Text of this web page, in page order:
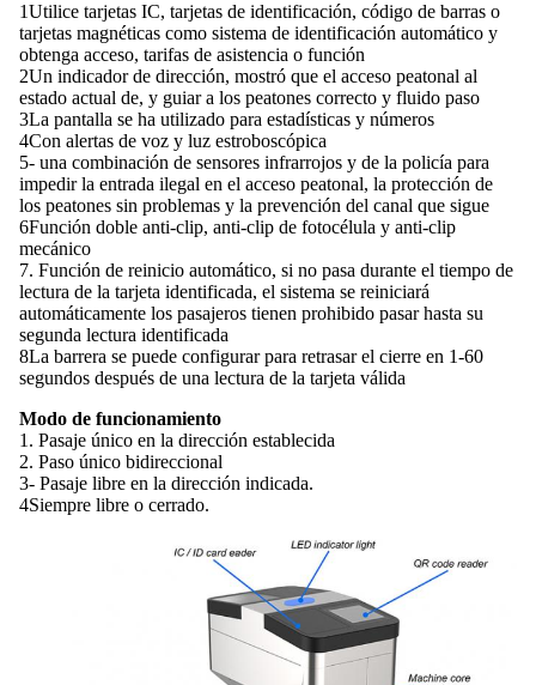
1Utilice tarjetas IC, tarjetas de identificación, código de barras o
tarjetas magnéticas como sistema de identificación automático y
obtenga acceso, tarifas de asistencia o función
2Un indicador de dirección, mostró que el acceso peatonal al
estado actual de, y guiar a los peatones correcto y fluido paso
3La pantalla se ha utilizado para estadísticas y números
4Con alertas de voz y luz estroboscópica
5- una combinación de sensores infrarrojos y de la policía para
impedir la entrada ilegal en el acceso peatonal, la protección de
los peatones sin problemas y la prevención del canal que sigue
6Función doble anti-clip, anti-clip de fotocélula y anti-clip
mecánico
7. Función de reinicio automático, si no pasa durante el tiempo de
lectura de la tarjeta identificada, el sistema se reiniciará
automáticamente los pasajeros tienen prohibido pasar hasta su
segunda lectura identificada
8La barrera se puede configurar para retrasar el cierre en 1-60
segundos después de una lectura de la tarjeta válida
Modo de funcionamiento
1. Pasaje único en la dirección establecida
2. Paso único bidireccional
3- Pasaje libre en la dirección indicada.
4Siempre libre o cerrado.